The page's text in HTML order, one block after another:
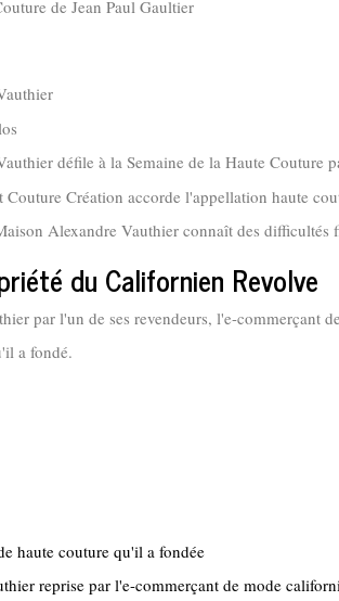
de Jean Paul Gaultier
défile à la Semaine de la Haute Couture
Création accorde l'appellation haute
Alexandre Vauthier connaît des difficultés
du Californien Revolve
par l'un de ses revendeurs, l'e-commerçant
a fondé.
haute couture qu'il a fondée
reprise par l'e-commerçant de mode